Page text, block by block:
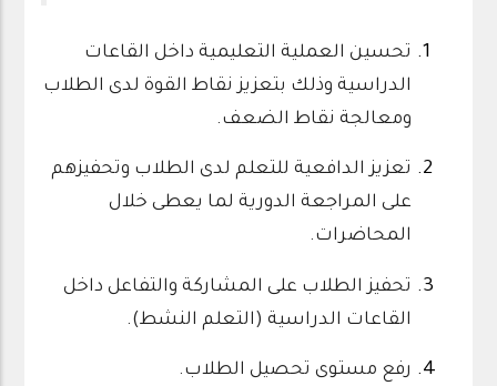
تحسين العملية التعليمية داخل القاعات
الدراسية وذلك بتعزيز نقاط القوة لدى الطلاب
ومعالجة نقاط الضعف.
تعزيز الدافعية للتعلم لدى الطلاب وتحفيزهم
على المراجعة الدورية لما يعطى خلال
المحاضرات.
تحفيز الطلاب على المشاركة والتفاعل داخل
القاعات الدراسية (التعلم النشط).
رفع مستوى تحصيل الطلاب.